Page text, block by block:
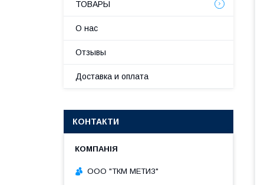
ТОВАРЫ
О нас
Отзывы
Доставка и оплата
КОНТАКТИ
ООО "ТКМ МЕТИЗ"